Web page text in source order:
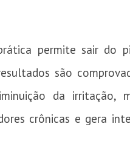
permite sair do
são
da irritação,
crônicas e gera